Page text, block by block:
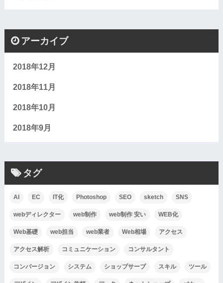
アーカイブ
2018年12月
2018年11月
2018年10月
2018年9月
タグ
AI EC IT化 Photoshop SEO sketch SNS
webディレクター web制作 web制作 安い WEB化
Web基礎 web担当 web業者 Web相場 アクセス
アクセス解析 コミュニケーション コンサルタント
コンバージョン システム ショップサーブ スキル ツール